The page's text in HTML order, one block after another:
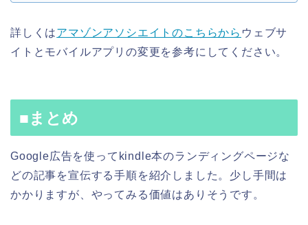
詳しくはアマゾンアソシエイトのこちらから ウェブサ
イトとモバイルアプリの変更を参考にしてください。
■まとめ
Google広告を使ってkindle本のランディングページな
どの記事を宣伝する手順を紹介しました。少し手間は
かかりますが、やってみる価値はありそうです。